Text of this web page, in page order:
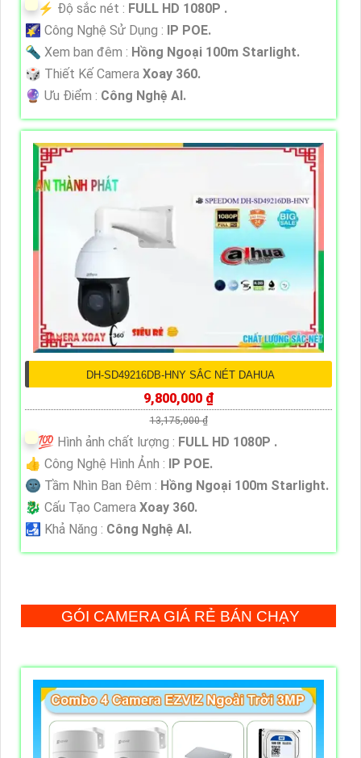
️⚡ Độ sắc nét : FULL HD 1080P .
🌠 Công Nghệ Sử Dụng :
IP POE.
🔦 Xem ban đêm : Hồng Ngoại 100m Starlight.
🎲 Thiết Kế Camera Xoay 360.
️🔮 Ưu Điểm : Công Nghệ AI.
DH-SD49216DB-HNY SẮC NÉT DAHUA
9,800,000 ₫
13,175,000 ₫
💯 Hình ảnh chất lượng : FULL HD 1080P .
👍 Công Nghệ Hình Ảnh :
IP POE.
🌚 Tầm Nhìn Ban Đêm : Hồng Ngoại 100m Starlight.
🐉️ Cấu Tạo Camera Xoay 360.
️🛃 Khả Năng : Công Nghệ AI.
GÓI CAMERA GIÁ RẺ BÁN CHẠY